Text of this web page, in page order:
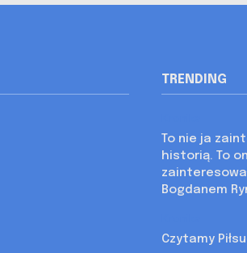
TRENDING
To nie ja
historią. To
Bogdanem
Czytamy